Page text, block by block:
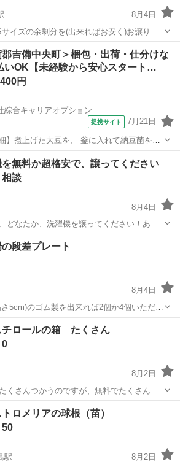
8月4日
イズの余剰分を(出来ればお安く)お譲り下
いします。
駅 買いたい/ください コオロギ
郡吉備中央町＞梱包・出荷・仕分けな
いOK【未経験から安心スタート…
円
綜合キャリアオプション
提携サイト 7月21日
】煮上げた大豆を、 釜に入れて納豆菌をか
インに落としパックに詰まっているか確
醗酵室に運ぶ作業。 そしてパックを包装す
製...
無料か超格安で、譲ってください
談
8月4日
どなたか、洗濯機を譲ってください！あ
。
い/ください
段差プレート
8月4日
5cm)のゴム製を出来れば2個か4個いただけ
安で譲って欲しいです 自宅迄取りに伺いま
買いたい/ください
チロールの箱 たくさん
0
8月2日
くさんつかうのですが、無料でたくさんく
よろしくお願いします！！
買いたい/ください
ロメリアの球根（苗）
50
駅
8月2日